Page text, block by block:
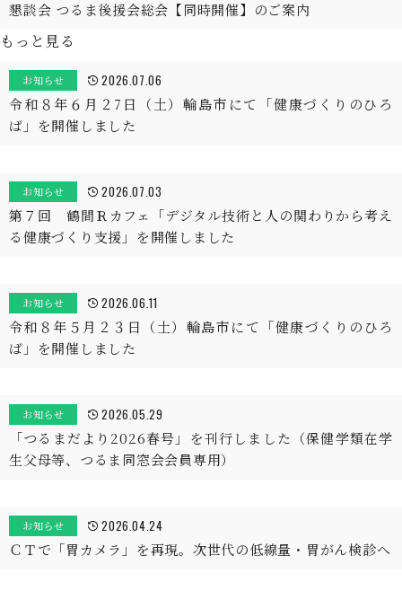
懇談会 つるま後援会総会【同時開催】のご案内
もっと見る
お知らせ 2026.07.06
令和８年６月２7日（土）輪島市にて「健康づくりのひろ
ば」を開催しました
お知らせ 2026.07.03
第７回 鶴間Ｒカフェ「デジタル技術と人の関わりから考え
る健康づくり支援」を開催しました
お知らせ 2026.06.11
令和８年５月２３日（土）輪島市にて「健康づくりのひろ
ば」を開催しました
お知らせ 2026.05.29
「つるまだより2026春号」を刊行しました（保健学類在学
生父母等、つるま同窓会会員専用）
お知らせ 2026.04.24
ＣＴで「胃カメラ」を再現。次世代の低線量・胃がん検診へ